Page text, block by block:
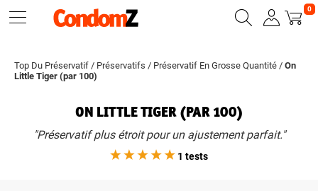
0
Top Du Préservatif / Préservatifs / Préservatif En Grosse Quantité / On
Little Tiger (par 100)
ON LITTLE TIGER (PAR 100)
"Préservatif plus étroit pour un ajustement parfait."
1 tests